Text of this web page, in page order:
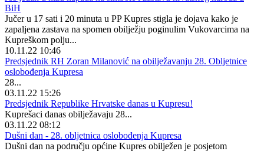
BiH
Jučer u 17 sati i 20 minuta u PP Kupres stigla je dojava kako je
zapaljena zastava na spomen obilježju poginulim Vukovarcima na
Kupreškom polju...
10.11.22 10:46
Predsjednik RH Zoran Milanović na obilježavanju 28. Obljetnice
oslobođenja Kupresa
28...
03.11.22 15:26
Predsjednik Republike Hrvatske danas u Kupresu!
Kuprešaci danas obilježavaju 28...
03.11.22 08:12
Dušni dan - 28. obljetnica oslobođenja Kupresa
Dušni dan na području općine Kupres obilježen je posjetom